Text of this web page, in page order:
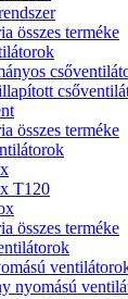
összes terméke
összes terméke
T120
összes terméke
nyomású